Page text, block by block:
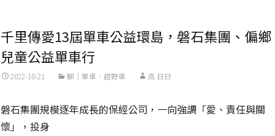
千里傳愛13屆單車公益環島，磐石集團、偏鄉
兒童公益單車行
2022-10-21 聊｜單車、越野車 高 日日
磐石集團規模逐年成長的保經公司，一向強調「愛、責任與關
懷」，投身